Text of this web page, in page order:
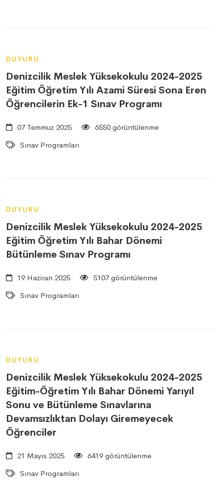
DUYURU
Denizcilik Meslek Yüksekokulu 2024-2025
Eğitim Öğretim Yılı Azami Süresi Sona Eren
Öğrencilerin Ek-1 Sınav Programı
07 Temmuz 2025
6550 görüntülenme
Sınav Programları
DUYURU
Denizcilik Meslek Yüksekokulu 2024-2025
Eğitim Öğretim Yılı Bahar Dönemi
Bütünleme Sınav Programı
19 Haziran 2025
5107 görüntülenme
Sınav Programları
DUYURU
Denizcilik Meslek Yüksekokulu 2024-2025
Eğitim-Öğretim Yılı Bahar Dönemi Yarıyıl
Sonu ve Bütünleme Sınavlarına
Devamsızlıktan Dolayı Giremeyecek
Öğrenciler
21 Mayıs 2025
6419 görüntülenme
Sınav Programları